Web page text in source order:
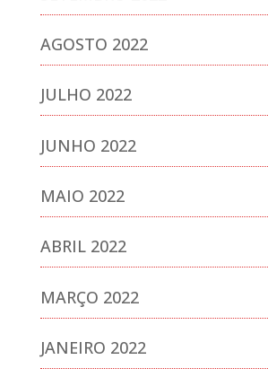
AGOSTO 2022
JULHO 2022
JUNHO 2022
MAIO 2022
ABRIL 2022
MARÇO 2022
JANEIRO 2022